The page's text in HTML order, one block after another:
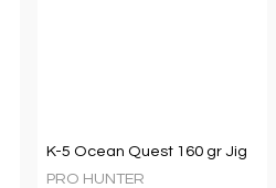
K-5 Ocean Quest 160 gr Jig
PRO HUNTER